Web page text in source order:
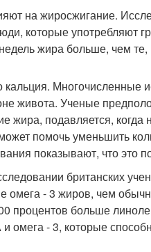
на жиросжигание.
которые употребляют
жира больше, чем те,
кальция. Многочисленные
живота. Ученые
жира, подавляется, когда
помочь уменьшить
показывают, что это
британских
- 3 жиров, чем
процентов больше
омега - 3, которые